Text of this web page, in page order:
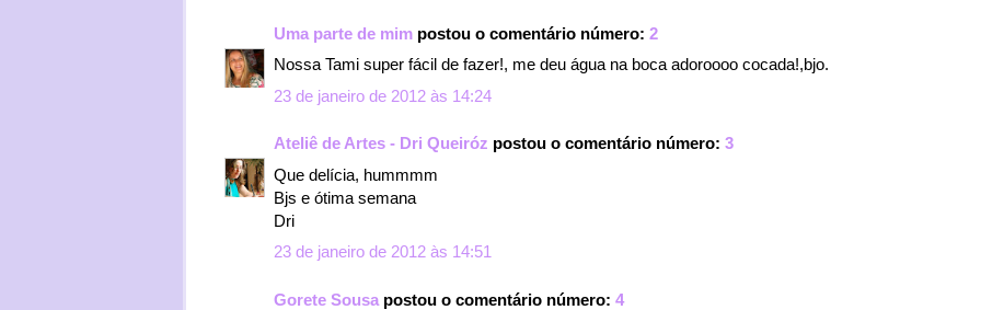
Uma parte de mim postou o comentário número: 2
Nossa Tami super fácil de fazer!, me deu água na boca adoroooo cocada!,bjo.
23 de janeiro de 2012 às 14:24
Ateliê de Artes - Dri Queiróz postou o comentário número: 3
Que delícia, hummmm
Bjs e ótima semana
Dri
23 de janeiro de 2012 às 14:51
Gorete Sousa postou o comentário número: 4